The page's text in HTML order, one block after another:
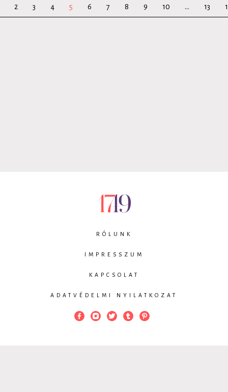
2 3 4 5 6 7 8 9 10 ... 13
RÓLUNK
IMPRESSZUM
KAPCSOLAT
ADATVÉDELMI NYILATKOZAT